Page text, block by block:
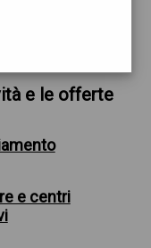
e le offerte
e centri